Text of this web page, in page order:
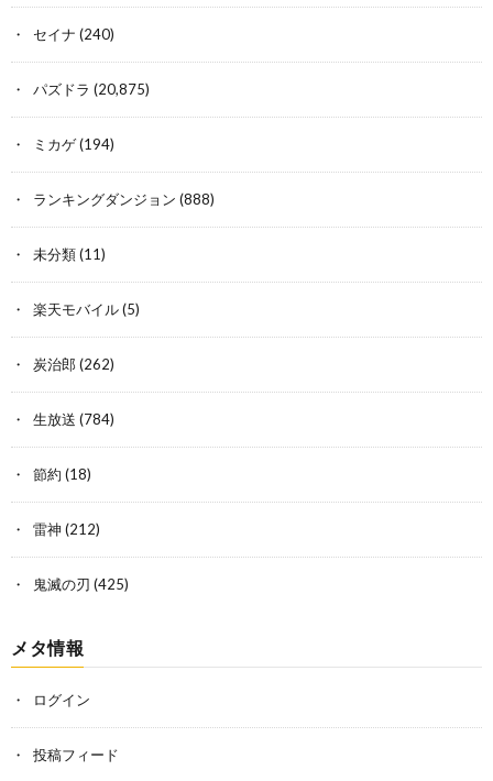
セイナ (240)
パズドラ (20,875)
ミカゲ(194)
ランキングダンジョン (888)
未分類(11)
楽天モバイル(5)
炭治郎 (262)
生放送 (784)
節約 (18)
雷神 (212)
鬼滅の刃 (425)
メタ情報
ログイン
投稿フィード